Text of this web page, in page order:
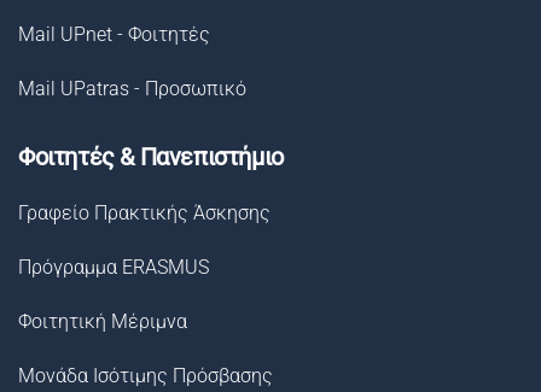
Mail UPnet - Φοιτητές
Mail UPatras - Προσωπικό
Φοιτητές & Πανεπιστήμιο
Γραφείο Πρακτικής Άσκησης
Πρόγραμμα ERASMUS
Φοιτητική Μέριμνα
Μονάδα Ισότιμης Πρόσβασης